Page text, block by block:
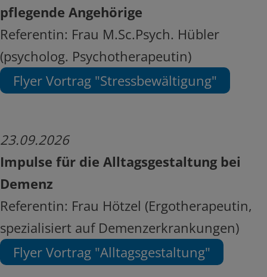
pflegende Angehörige
Referentin: Frau M.Sc.Psych. Hübler
(psycholog. Psychotherapeutin)
Flyer Vortrag "Stressbewältigung"
23.09.2026
Impulse für die Alltagsgestaltung bei
Demenz
Referentin: Frau Hötzel (Ergotherapeutin,
spezialisiert auf Demenzerkrankungen)
Flyer Vortrag "Alltagsgestaltung"